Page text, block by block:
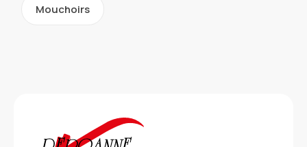
Mouchoirs